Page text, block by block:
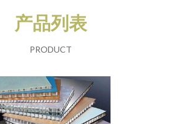
产品列表
PRODUCT